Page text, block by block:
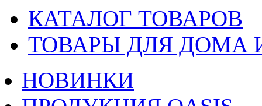
КАТАЛОГ ТОВАРОВ
ТОВАРЫ ДЛЯ ДОМА
НОВИНКИ